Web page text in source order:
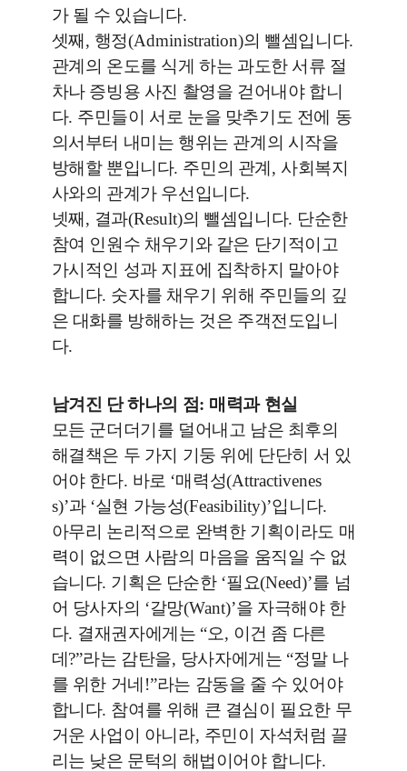
가 될 수 있습니다.
셋째, 행정(Administration)의 뺄셈입니다.
관계의 온도를 식게 하는 과도한 서류 절
차나 증빙용 사진 촬영을 걷어내야 합니
다. 주민들이 서로 눈을 맞추기도 전에 동
의서부터 내미는 행위는 관계의 시작을
방해할 뿐입니다. 주민의 관계, 사회복지
사와의 관계가 우선입니다.
넷째, 결과(Result)의 뺄셈입니다. 단순한
참여 인원수 채우기와 같은 단기적이고
가시적인 성과 지표에 집착하지 말아야
합니다. 숫자를 채우기 위해 주민들의 깊
은 대화를 방해하는 것은 주객전도입니
다.
남겨진 단 하나의 점: 매력과 현실
모든 군더더기를 덜어내고 남은 최후의
해결책은 두 가지 기둥 위에 단단히 서 있
어야 한다. 바로 ‘매력성(Attractivenes
s)’과 ‘실현 가능성(Feasibility)’입니다.
아무리 논리적으로 완벽한 기획이라도 매
력이 없으면 사람의 마음을 움직일 수 없
습니다. 기획은 단순한 ‘필요(Need)’를 넘
어 당사자의 ‘갈망(Want)’을 자극해야 한
다. 결재권자에게는 “오, 이건 좀 다른
데?”라는 감탄을, 당사자에게는 “정말 나
를 위한 거네!”라는 감동을 줄 수 있어야
합니다. 참여를 위해 큰 결심이 필요한 무
거운 사업이 아니라, 주민이 자석처럼 끌
리는 낮은 문턱의 해법이어야 합니다.